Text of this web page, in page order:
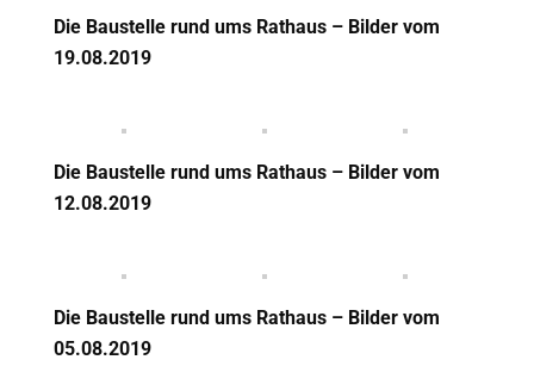
Die Baustelle rund ums Rathaus – Bilder vom
19.08.2019
Die Baustelle rund ums Rathaus – Bilder vom
12.08.2019
Die Baustelle rund ums Rathaus – Bilder vom
05.08.2019